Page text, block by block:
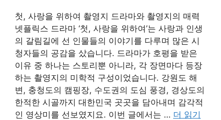
첫, 사랑을 위하여 촬영지 드라마와 촬영지의 매력
넷플릭스 드라마 ‘첫, 사랑을 위하여’는 사랑과 인생
의 갈림길에 선 인물들의 이야기를 다루며 많은 시
청자들의 공감을 샀습니다. 드라마가 호평을 받은
이유 중 하나는 스토리뿐 아니라, 각 장면마다 등장
하는 촬영지의 미학적 구성이었습니다. 강원도 해
변, 충청도의 캠핑장, 수도권의 도심 풍경, 경상도의
한적한 시골까지 대한민국 곳곳을 담아내며 감각적
인 영상미를 선보였지요. 이번 글에서는 … 더 읽기